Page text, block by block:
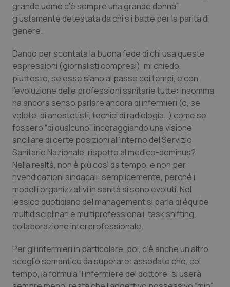
Friuli Venezia Giulia
Liguria
Lombardia
Marche
Molise
Piemonte
Provincia Autonoma di Bolzano
Provincia Autonoma di Trento
Puglia
Sardegna
Dermatite Atopica
Disturbi dell’umore
Dolore
Donna & Salute
Epatiti
HIV
Infezioni & Febbre
Ipertensione & Scompenso
Malattie rare
Malattia di Crohn & Rettocolite Ulcerosa
grande uomo c’è sempre una grande donna”,
giustamente detestata da chi s i batte per la parità di
genere.
Dando per scontata la buona fede di chi usa queste
espressioni (giornalisti compresi), mi chiedo,
piuttosto, se esse siano al passo coi tempi, e con
l’evoluzione delle professioni sanitarie tutte: insomma,
ha ancora senso parlare ancora di infermieri (o, se
volete, di anestetisti, tecnici di radiologia…) come se
fossero “di qualcuno”, incoraggiando una visione
ancillare di certe posizioni all’interno del Servizio
Sanitario Nazionale, rispetto al medico-dominus?
Nella realtà, non è più così da tempo, e non per
rivendicazioni sindacali: semplicemente, perché i
modelli organizzativi in sanità si sono evoluti. Nel
lessico quotidiano del management si parla di équipe
multidisciplinari e multiprofessionali, task shifting,
collaborazione interprofessionale.
Per gli infermieri in particolare, poi, c’è anche un altro
scoglio semantico da superare: assodato che, col
tempo, la formula “l’infermiere del dottore” si userà